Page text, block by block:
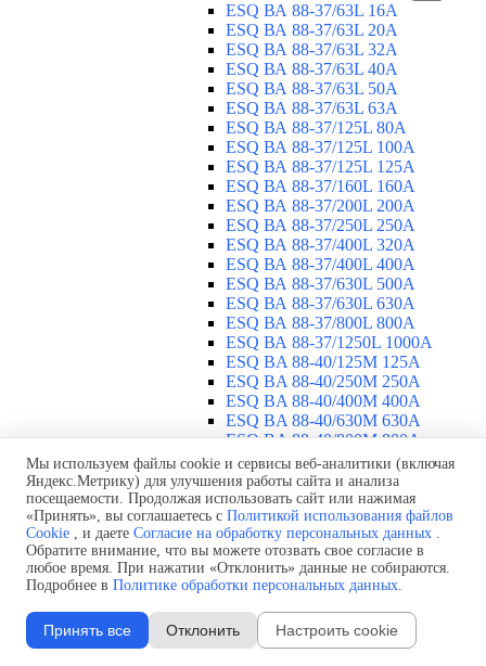
ESQ ВА 88-37/63L 16A
ESQ ВА 88-37/63L 20A
ESQ ВА 88-37/63L 32A
ESQ ВА 88-37/63L 40A
ESQ ВА 88-37/63L 50A
ESQ ВА 88-37/63L 63A
ESQ ВА 88-37/125L 80A
ESQ ВА 88-37/125L 100A
ESQ ВА 88-37/125L 125A
ESQ ВА 88-37/160L 160A
ESQ ВА 88-37/200L 200A
ESQ ВА 88-37/250L 250A
ESQ ВА 88-37/400L 320A
ESQ ВА 88-37/400L 400A
ESQ ВА 88-37/630L 500A
ESQ ВА 88-37/630L 630A
ESQ ВА 88-37/800L 800A
ESQ ВА 88-37/1250L 1000A
ESQ BA 88-40/125M 125A
ESQ BA 88-40/250M 250A
ESQ BA 88-40/400M 400A
ESQ BA 88-40/630М 630A
ESQ BA 88-40/800M 800A
ESQ BA 88-40/1250М 1250A
Воздушные автоматические
выключатели ▼
ESQ ВА99-40B 3F M2C2S2 M
2500A
ESQ ВА99-40A 3F M2C2S2 М
800A
630A
ESQ ВА99-40A 3F M2C2S2 М
Мы используем файлы cookie и сервисы веб-аналитики (включая
Яндекс.Метрику) для улучшения работы сайта и анализа
посещаемости. Продолжая использовать сайт или нажимая
«Принять», вы соглашаетесь с Политикой использования файлов
Cookie , и даете Согласие на обработку персональных данных .
Обратите внимание, что вы можете отозвать свое согласие в
любое время. При нажатии «Отклонить» данные не собираются.
Подробнее в Политике обработки персональных данных.
Принять все Отклонить Настроить cookie